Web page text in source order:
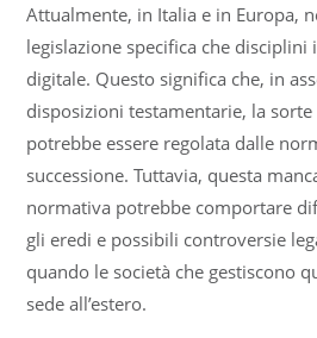
Attualmente, in Italia e in Europa,
legislazione specifica che disciplini
digitale. Questo significa che, in
disposizioni testamentarie, la
potrebbe essere regolata dalle
successione. Tuttavia, questa
normativa potrebbe comportare
gli eredi e possibili controversie
quando le società che gestiscono
sede all’estero.